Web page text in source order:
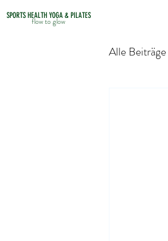
SPORTS HEALTH YOGA & PILATES
flow to glow
Alle Beiträge